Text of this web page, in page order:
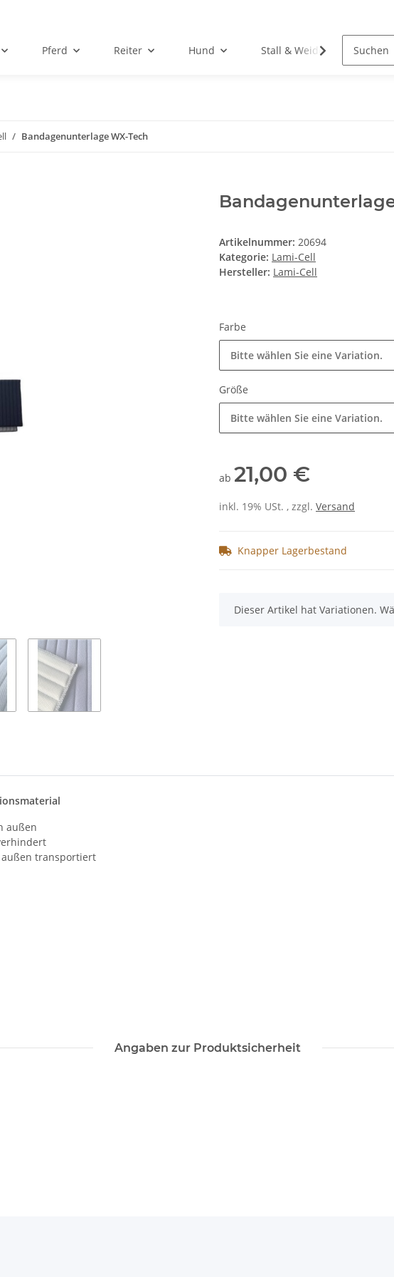
Pferd Reiter Hund Stall & Weide
Bandagenunterlage WX-Tech
Artikelnummer: 20694
Kategorie: Lami-Cell
Hersteller: Lami-Cell
Farbe
Bitte wählen Sie eine Variation.
Größe
Bitte wählen Sie eine Variation.
ab 21,00 €
inkl. 19% USt. , zzgl. Versand
Knapper Lagerbestand
x
Dieser Artikel hat Variationen.
außen
transportiert
Angaben zur Produktsicherheit